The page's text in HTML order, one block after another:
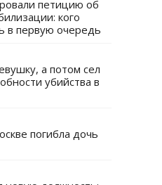
петицию об
кого
в первую очередь
а потом сел
убийства в
погибла дочь